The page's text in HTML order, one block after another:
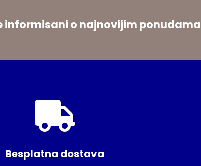
informisani o najnovijim ponudama
Besplatna dostava